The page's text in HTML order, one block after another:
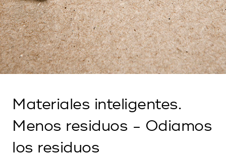
Materiales inteligentes.
Menos residuos - Odiamos
los residuos